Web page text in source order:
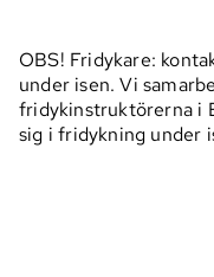
OBS! Fridykare:
under isen. Vi
fridykinstruktörerna i
sig i fridykning under